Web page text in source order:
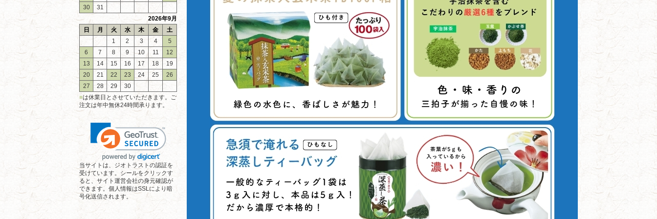
30
31
2026年9月
日
月 火 水 木 金
土
1
2 3 4
5
6
7 8 9 10 11
12
13
14 15 16 17 18
19
20
21 22 23 24 25
26
27
28 29
30
■は休業日とさせていただきます。ご
注文は年中無休24時間承ります。
当サイトは、ジオトラストの認証を
受けています。シールをクリックす
ると、サイト運営会社の身元確認が
できます。個人情報はSSLにより暗
号化送信されます。